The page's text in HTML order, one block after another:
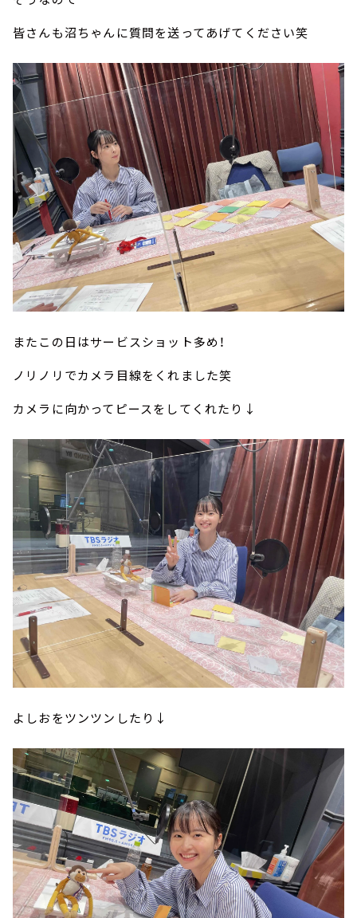
皆さんも沼ちゃんに質問を送ってあげてください笑
またこの日はサービスショット多め！
ノリノリでカメラ目線をくれました笑
カメラに向かってピースをしてくれたり↓
よしおをツンツンしたり↓